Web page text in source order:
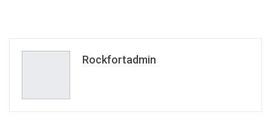
Rockfortadmin